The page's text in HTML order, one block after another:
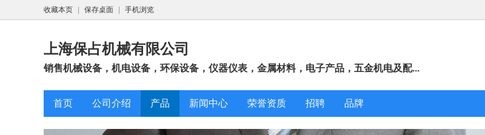
收藏本页 保存桌面 手机浏览
上海保占机械有限公司
销售机械设备，机电设备，环保设备，仪器仪表，金属材料，电子产品，五金机电及配...
首页 公司介绍 产品 新闻中心 荣誉资质 招聘 品牌